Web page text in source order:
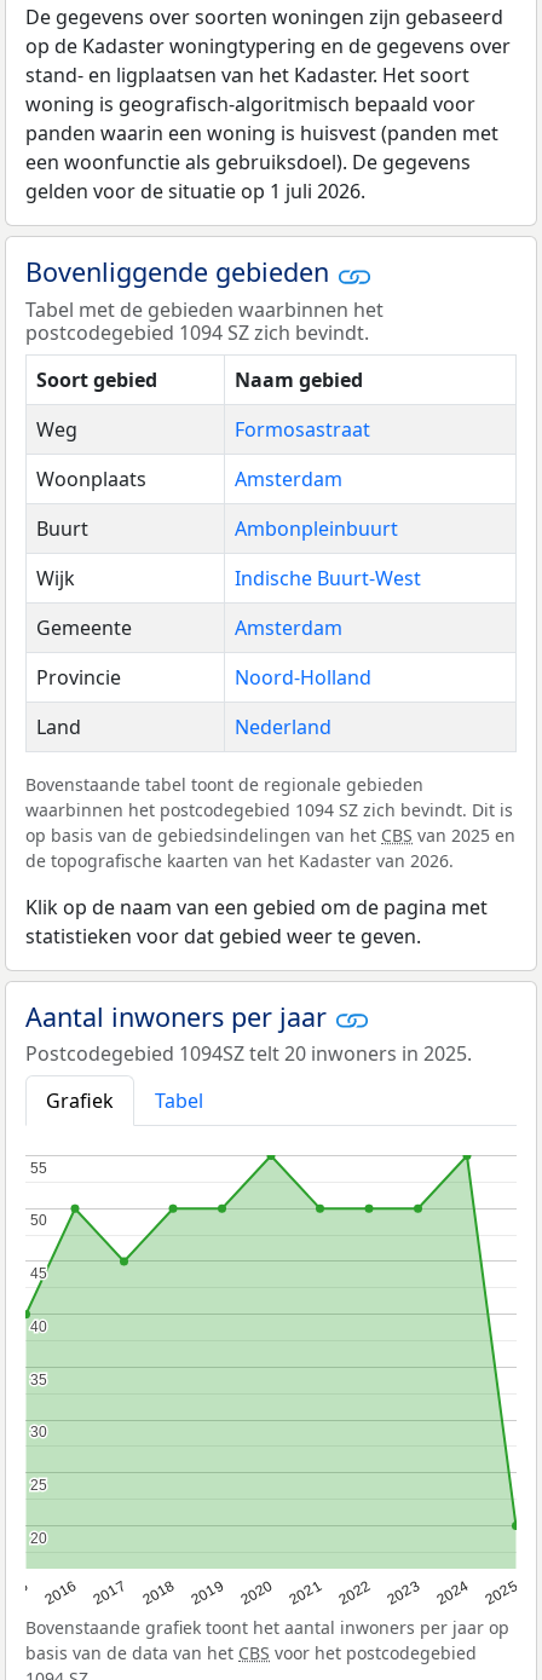
De gegevens over soorten woningen zijn gebaseerd
op de Kadaster woningtypering en de gegevens over
stand- en ligplaatsen van het Kadaster. Het soort
woning is geografisch-algoritmisch bepaald voor
panden waarin een woning is huisvest (panden met
een woonfunctie als gebruiksdoel). De gegevens
gelden voor de situatie op 1 juli 2026.
Bovenliggende gebieden
Tabel met de gebieden waarbinnen het
postcodegebied 1094 SZ zich bevindt.
Soort gebied
Naam gebied
Weg
Formosastraat
Woonplaats
Amsterdam
Buurt
Ambonpleinbuurt
Wijk
Indische Buurt-West
Gemeente
Amsterdam
Provincie
Noord-Holland
Land
Nederland
Bovenstaande tabel toont de regionale gebieden
waarbinnen het postcodegebied 1094 SZ zich bevindt. Dit is
op basis van de gebiedsindelingen van het CBS van 2025 en
de topografische kaarten van het Kadaster van 2026.
Klik op de naam van een gebied om de pagina met
statistieken voor dat gebied weer te geven.
Aantal inwoners per jaar
Postcodegebied 1094SZ telt 20 inwoners in 2025.
Grafiek
Tabel
2016 2017 2018 2019 2020 2021 2022 2023 2024 2025
20
20
25
25
30
30
35
35
40
40
45
45
50
50
55
55
Bovenstaande grafiek toont het aantal inwoners per jaar op
basis van de data van het CBS voor het postcodegebied